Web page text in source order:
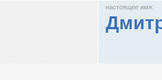
настоящее имя: